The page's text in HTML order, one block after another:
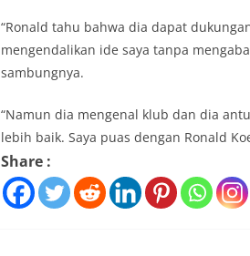
“Ronald tahu bahwa dia dapat
mengendalikan ide saya tanpa
sambungnya.
“Namun dia mengenal klub dan dia
lebih baik. Saya puas dengan Ronald
Share :